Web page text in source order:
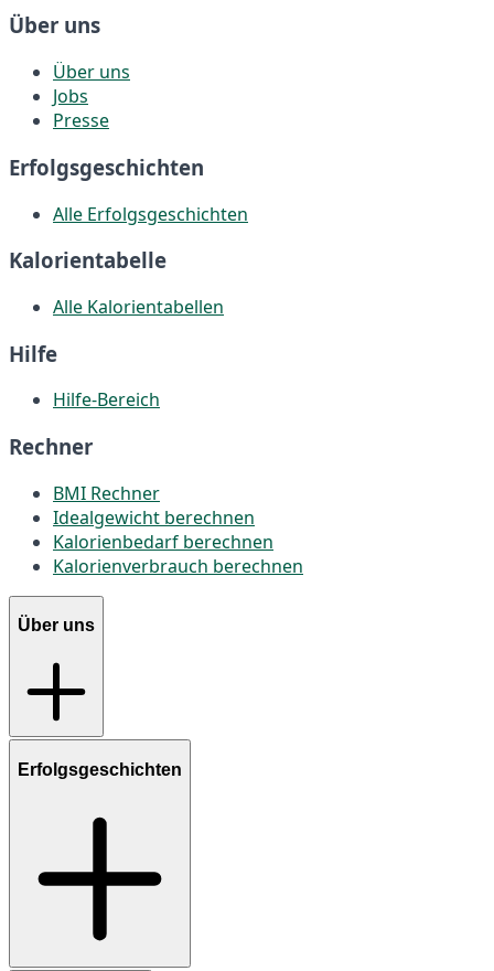
Über uns
Über uns
Jobs
Presse
Erfolgsgeschichten
Alle Erfolgsgeschichten
Kalorientabelle
Alle Kalorientabellen
Hilfe
Hilfe-Bereich
Rechner
BMI Rechner
Idealgewicht berechnen
Kalorienbedarf berechnen
Kalorienverbrauch berechnen
Über uns
Erfolgsgeschichten